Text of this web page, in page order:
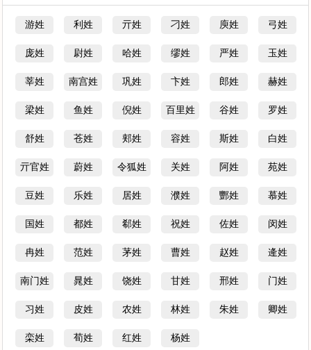
游姓 利姓 亓姓 刁姓 庾姓 弓姓
庞姓 尉姓 哈姓 缪姓 严姓 玉姓
莘姓 南宫姓 巩姓 卞姓 郎姓 赫姓
梁姓 鱼姓 倪姓 百里姓 谷姓 罗姓
舒姓 苍姓 郏姓 容姓 斯姓 白姓
亓官姓 蔚姓 令狐姓 关姓 阿姓 苑姓
豆姓 乐姓 居姓 濮姓 酆姓 慕姓
国姓 都姓 郗姓 祝姓 佐姓 闵姓
冉姓 范姓 茅姓 曹姓 赵姓 逄姓
南门姓 晁姓 饶姓 甘姓 邢姓 门姓
习姓 皮姓 农姓 林姓 朱姓 卿姓
栾姓 荀姓 红姓 杨姓